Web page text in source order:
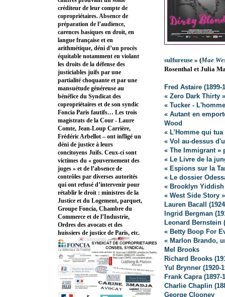
sulfureuse » (Mae
Rosenthal et Julia
Fred Astaire (1899-
« Zero Dark Thirty
« Tucker -
« Autant en
Wood
« L’Homme qui
« Vol au-dessus
« The Immigrant »
« Le Livre de la
« Espions sur la
« Le dossier
« Brooklyn
« West Side Story
Lauren Bacall
Ingrid Bergman
Leonard Bernstein
« Betty Boop For
« Marlon Brando,
Mel Brooks
Richard Brooks
Yul Brynner (1920-
Frank Capra (1897-
Charlie Chaplin
George Clooney
créditeur de leur compte de
copropriétaires. Absence de
préparation de l’audience,
carences basiques en droit, en
langue française et en
arithmétique, déni d’un procès
équitable notamment en violant
les droits de la défense des
justiciables juifs par une
partialité choquante et par une
mansuétude généreuse au
bénéfice du Syndicat des
copropriétaires et de son syndic
Foncia Paris fautifs… Les trois
magistrats de la Cour - Laure
Comte, Jean-Loup Carrière,
Frédéric Arbellot – ont infligé un
déni de justice à leurs
concitoyens Juifs. Ceux-ci sont
victimes du « gouvernement des
juges » et de l’absence de
contrôles par diverses autorités
qui ont refusé d’intervenir pour
rétablir le droit : ministres de la
Justice et du Logement, parquet,
Groupe Foncia, Chambre du
Commerce et de l’Industrie,
Ordres des avocats et des
huissiers de justice de Paris, etc.